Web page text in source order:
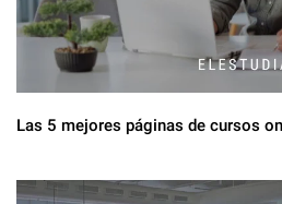
Las 5 mejores páginas de cursos